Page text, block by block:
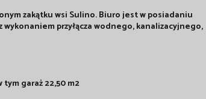
zakątku wsi Sulino. Biuro jest w posiadaniu
przyłącza wodnego, kanalizacyjnego,
garaż 22,50 m2